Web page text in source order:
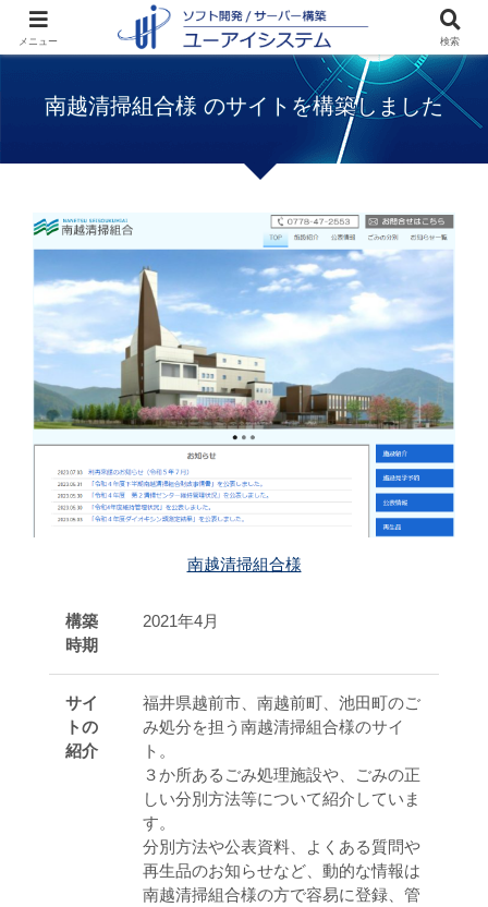
WEBサイト構築事例
南越清掃組
合様のサイトを構築しました
南越清掃組合様 のサイトを構築しました
南越清掃組合様
構築
時期
2021年4月
サイ
トの
紹介
福井県越前市、南越前町、池田町のご
み処分を担う南越清掃組合様のサイ
ト。
３か所あるごみ処理施設や、ごみの正
しい分別方法等について紹介していま
す。
分別方法や公表資料、よくある質問や
再生品のお知らせなど、動的な情報は
南越清掃組合様の方で容易に登録、管
メニュー 検索